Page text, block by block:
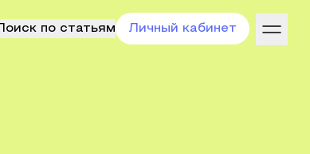
Поиск по статьям Личный кабинет